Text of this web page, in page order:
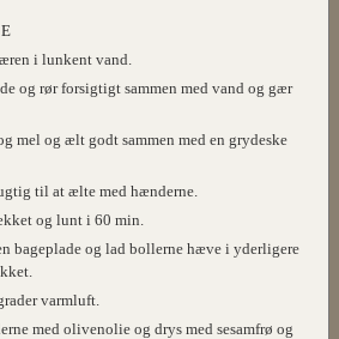
i lunkent vand.
og rør forsigtigt sammen med vand og gær
mel og ælt godt sammen med en grydeske
til at ælte med hænderne.
og lunt i 60 min.
bageplade og lad bollerne hæve i yderligere
varmluft.
med olivenolie og drys med sesamfrø og